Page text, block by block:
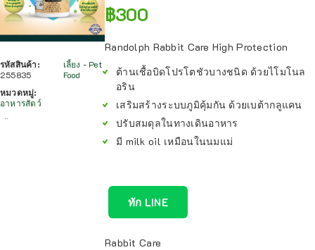
รหัสสินค้า:
255835
หมวดหมู่:
อาหารสัตว์
เลี้ยง - Pet
Food
฿300
Randolph Rabbit Care High Protection
ต้านเชื้อบิดโปรโตชัวบางชนิด ด้วยไโมโนล
อริน
เสริมสร้างระบบภูมิคุ้มกัน ด้วยเบต้ากลูแคน
ปรับสมดุลในทางเดินอาหาร
มี milk oil เหมือนในนมแม่
ทัก LINE
Rabbit Care